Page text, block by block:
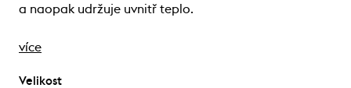
a naopak udržuje uvnitř teplo.
více
Velikost